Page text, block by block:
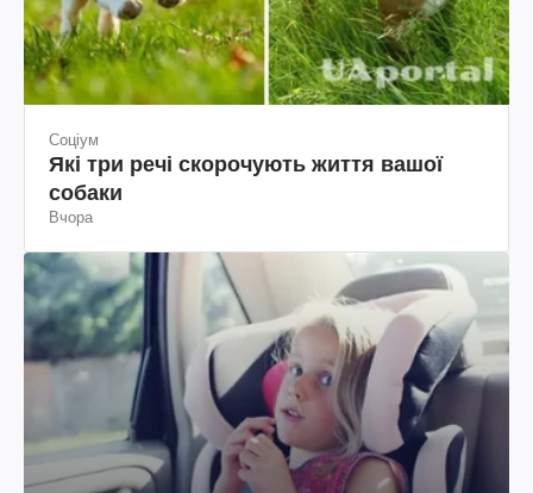
Соціум
Які три речі скорочують життя вашої
собаки
Вчора